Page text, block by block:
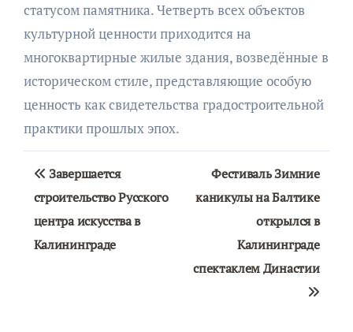
статусом памятника. Четверть всех объектов
культурной ценности приходится на
многоквартирные жилые здания, возведённые в
историческом стиле, представляющие особую
ценность как свидетельства градостроительной
практики прошлых эпох.
Навигация
по
записям
Завершается
строительство Русского
центра искусства в
Калининграде
Фестиваль Зимние
каникулы на Балтике
открылся в
Калининграде
спектаклем Династии